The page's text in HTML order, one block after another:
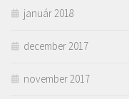
január 2018
december 2017
november 2017